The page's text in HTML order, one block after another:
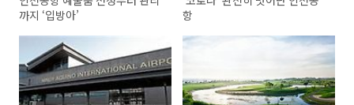
까지 ‘입방아’
항